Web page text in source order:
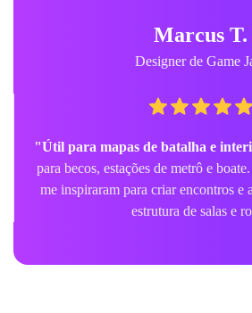
Marcus T.
Designer de Game
"Útil para mapas de batalha e
para becos, estações de metrô e
me inspiraram para criar encontros e
estrutura de salas e